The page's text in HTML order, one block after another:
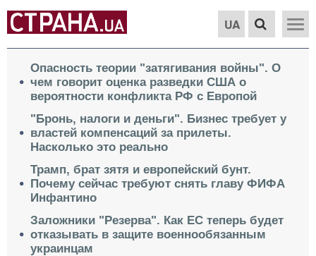
UA
Опасность теории "затягивания войны". О
чем говорит оценка разведки США о
вероятности конфликта РФ с Европой
"Бронь, налоги и деньги". Бизнес требует у
властей компенсаций за прилеты.
Насколько это реально
Трамп, брат зятя и европейский бунт.
Почему сейчас требуют снять главу ФИФА
Инфантино
Заложники "Резерва". Как ЕС теперь будет
отказывать в защите военнообязанным
украинцам